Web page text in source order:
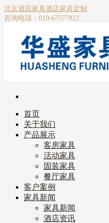
北京酒店家具酒店家具定制
咨询电话：010-67577822
首页
关于我们
产品展示
客房家具
活动家具
固装家具
餐厅家具
客户案例
家具新闻
家具新闻
酒店资讯